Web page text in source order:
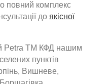
повний комплекс
до якісної
Petra ТМ КФД нашим
пунктів
Вишневе,